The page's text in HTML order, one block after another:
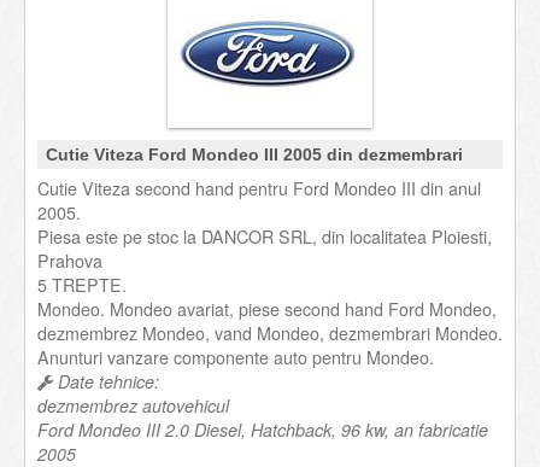
Cutie Viteza Ford Mondeo III 2005 din dezmembrari
Cutie Viteza second hand pentru Ford Mondeo III din anul
2005.
Piesa este pe stoc la DANCOR SRL, din localitatea Ploiesti,
Prahova
5 TREPTE.
Mondeo. Mondeo avariat, piese second hand Ford Mondeo,
dezmembrez Mondeo, vand Mondeo, dezmembrari Mondeo.
Anunturi vanzare componente auto pentru Mondeo.
Date tehnice:
dezmembrez autovehicul
Ford Mondeo III 2.0 Diesel, Hatchback, 96 kw, an fabricatie
2005